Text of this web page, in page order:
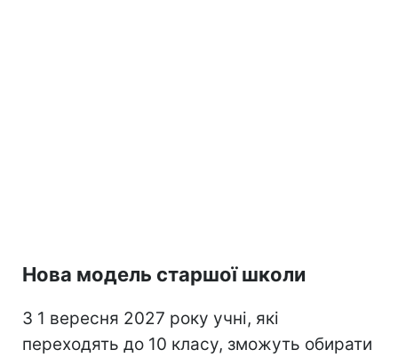
Нова модель старшої школи
З 1 вересня 2027 року учні, які
переходять до 10 класу, зможуть обирати